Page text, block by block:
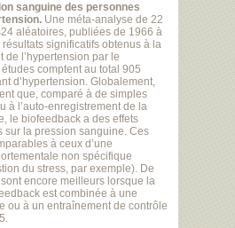
sanguine des personnes
Une méta-analyse de 22
aléatoires, publiées de 1966 à
significatifs obtenus à la
de l’hypertension par le
comptent au total 905
d’hypertension. Globalement,
que, comparé à de simples
à l’auto-enregistrement de la
le biofeedback a des effets
sur la pression sanguine. Ces
à ceux d’une
non spécifique
du stress, par exemple). De
encore meilleurs lorsque la
est combinée à une
ou à un entraînement de contrôle